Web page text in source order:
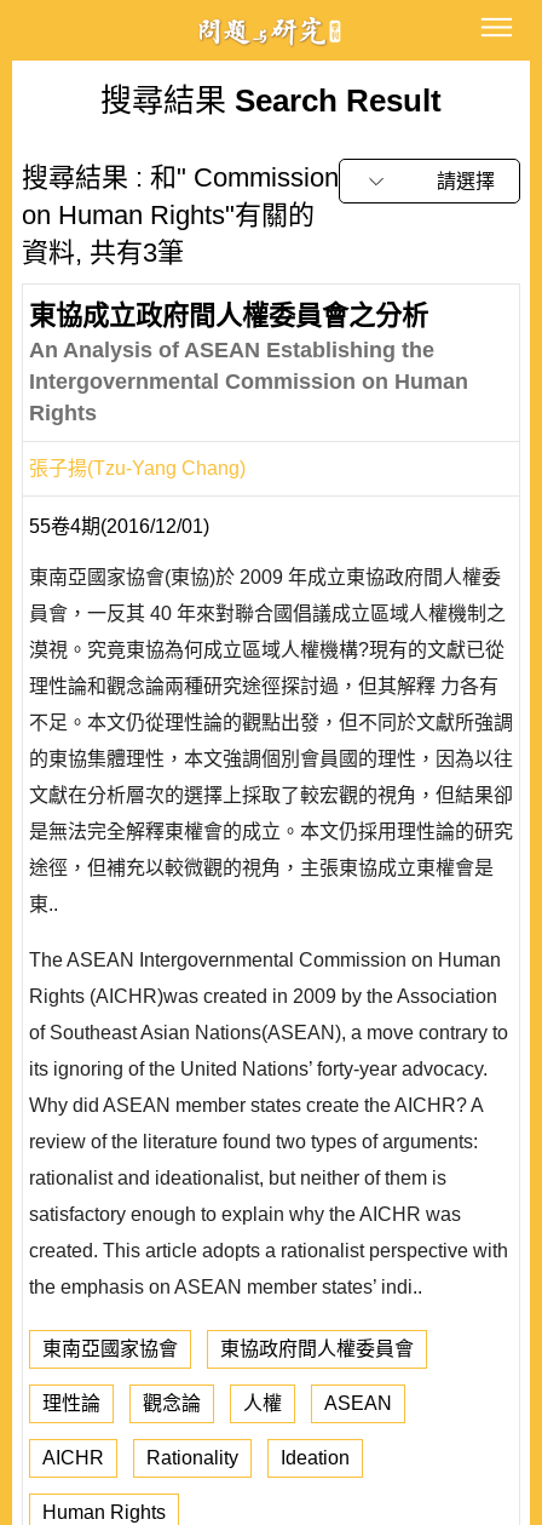
搜尋結果 Search Result
搜尋結果 : 和" Commission
on Human Rights"有關的
資料, 共有3筆
請選擇
東協成立政府間人權委員會之分析
An Analysis of ASEAN Establishing the
Intergovernmental Commission on Human
Rights
張子揚(Tzu-Yang Chang)
55卷4期(2016/12/01)
東南亞國家協會(東協)於 2009 年成立東協政府間人權委
員會，一反其 40 年來對聯合國倡議成立區域人權機制之
漠視。究竟東協為何成立區域人權機構?現有的文獻已從
理性論和觀念論兩種研究途徑探討過，但其解釋 力各有
不足。本文仍從理性論的觀點出發，但不同於文獻所強調
的東協集體理性，本文強調個別會員國的理性，因為以往
文獻在分析層次的選擇上採取了較宏觀的視角，但結果卻
是無法完全解釋東權會的成立。本文仍採用理性論的研究
途徑，但補充以較微觀的視角，主張東協成立東權會是
東..
The ASEAN Intergovernmental Commission on Human
Rights (AICHR)was created in 2009 by the Association
of Southeast Asian Nations(ASEAN), a move contrary to
its ignoring of the United Nations’ forty-year advocacy.
Why did ASEAN member states create the AICHR? A
review of the literature found two types of arguments:
rationalist and ideationalist, but neither of them is
satisfactory enough to explain why the AICHR was
created. This article adopts a rationalist perspective with
the emphasis on ASEAN member states’ indi..
東南亞國家協會 東協政府間人權委員會
理性論 觀念論 人權 ASEAN
AICHR Rationality Ideation
Human Rights